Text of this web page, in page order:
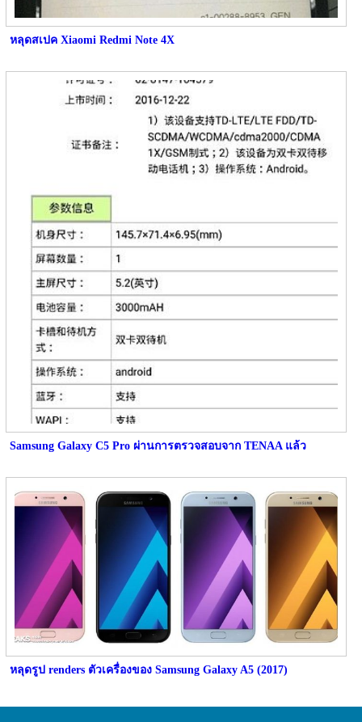
หลุดสเปค Xiaomi Redmi Note 4X
Samsung Galaxy C5 Pro ผ่านการตรวจสอบจาก TENAA แล้ว
หลุดรูป renders ตัวเครื่องของ Samsung Galaxy A5 (2017)